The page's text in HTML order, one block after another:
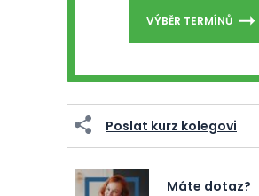
VÝBĚR TERMÍNŮ
Poslat kurz kolegovi
Máte dotaz?